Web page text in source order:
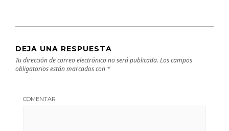
DEJA UNA RESPUESTA
Tu dirección de correo electrónico no será publicada. Los campos
obligatorios están marcados con *
COMENTAR